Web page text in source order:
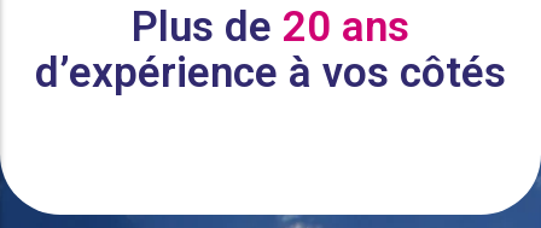
Plus de 20 ans
d’expérience à vos côtés